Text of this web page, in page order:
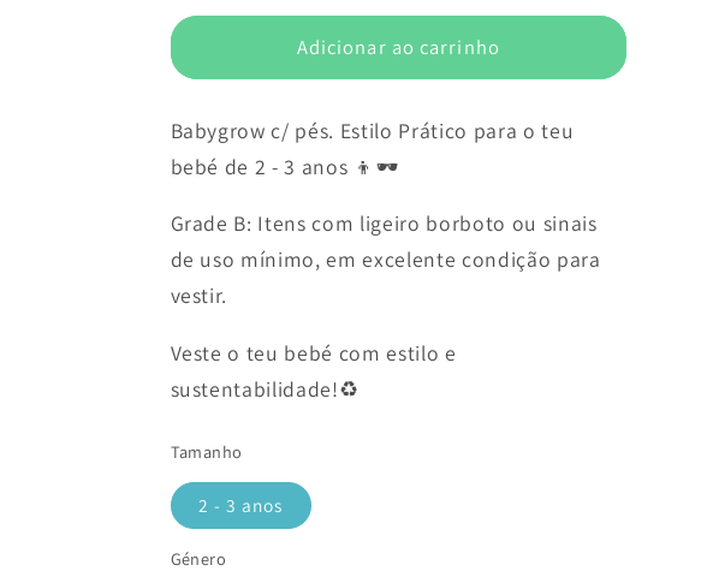
Adicionar ao carrinho
Babygrow c/ pés. Estilo Prático para o teu
bebé de 2 - 3 anos 👦🕶️
Grade B: Itens com ligeiro borboto ou sinais
de uso mínimo, em excelente condição para
vestir.
Veste o teu bebé com estilo e
sustentabilidade!♻️
Tamanho
2 - 3 anos
Género